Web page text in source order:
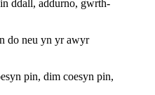
ddall, addurno, gwrth-
do neu yn yr awyr
pin, dim coesyn pin,